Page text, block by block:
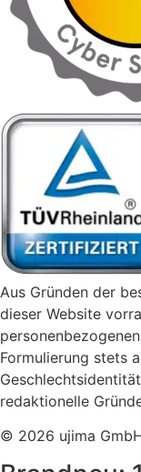
Aus Gründen der
dieser Website
Formulierung stets
redaktionelle
© 2026 ujima